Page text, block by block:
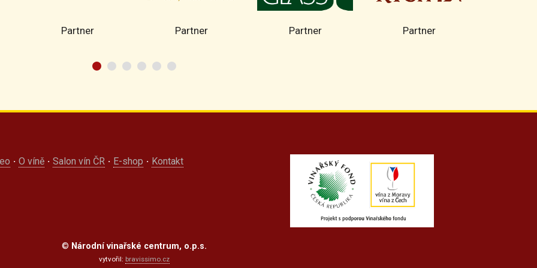
Partner Partner Partner Partner
· O víně · Salon vín ČR · E-shop · Kontakt
© Národní vinařské centrum, o.p.s.
vytvořil: bravissimo.cz